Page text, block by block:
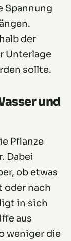
Spannung
der
Unterlage
sollte.
und
Pflanze
Dabei
ob etwas
oder nach
in sich
aus
weniger die